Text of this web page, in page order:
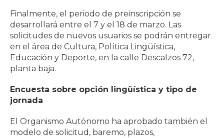
Finalmente, el periodo de preinscripción se
desarrollará entre el 7 y el 18 de marzo. Las
solicitudes de nuevos usuarios se podrán entregar
en el área de Cultura, Política Lingüística,
Educación y Deporte, en la calle Descalzos 72,
planta baja.
Encuesta sobre opción lingüística y tipo de
jornada
El Organismo Autónomo ha aprobado también el
modelo de solicitud, baremo, plazos,